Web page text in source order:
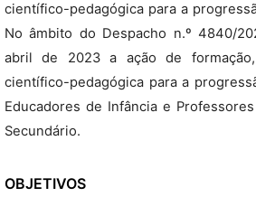
científico-pedagógica para a
No âmbito do Despacho n.º 4840/
abril de 2023 a ação de
científico-pedagógica para a
Educadores de Infância e
Secundário.
OBJETIVOS